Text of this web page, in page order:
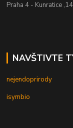
Praha 4 - Kunratice
NAVŠTIVTE
nejendoprirody
isymbio